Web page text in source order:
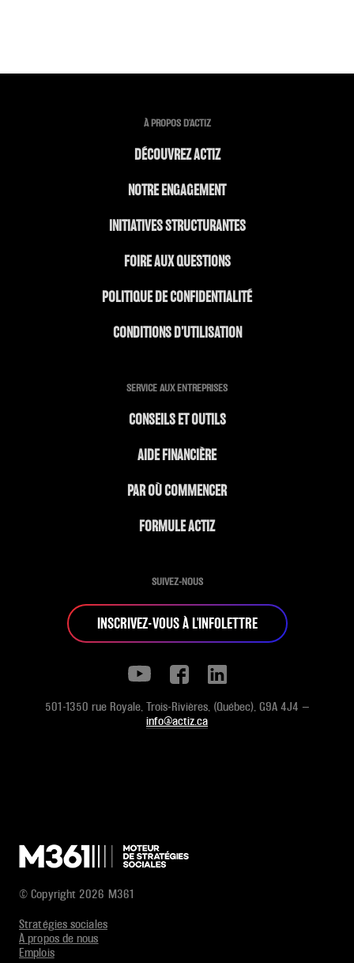
À PROPOS D'ACTIZ
DÉCOUVREZ ACTIZ
NOTRE ENGAGEMENT
INITIATIVES STRUCTURANTES
FOIRE AUX QUESTIONS
POLITIQUE DE CONFIDENTIALITÉ
CONDITIONS D’UTILISATION
SERVICE AUX ENTREPRISES
CONSEILS ET OUTILS
AIDE FINANCIÈRE
PAR OÙ COMMENCER
FORMULE ACTIZ
SUIVEZ-NOUS
INSCRIVEZ-VOUS À L'INFOLETTRE
501-1350 rue Royale, Trois-Rivières, (Québec), G9A 4J4 —
info@actiz.ca
© Copyright 2026 M361
Stratégies sociales
À propos de nous
Emplois